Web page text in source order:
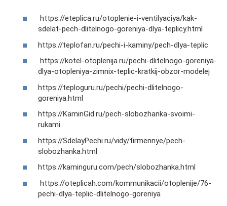
https://eteplica.ru/otoplenie-i-ventilyaciya/kak-
sdelat-pech-dlitelnogo-goreniya-dlya-teplicy.html
https://teplofan.ru/pechi-i-kaminy/pech-dlya-teplic
https://kotel-otoplenija.ru/pechi-dlitelnogo-goreniya-
dlya-otopleniya-zimnix-teplic-kratkij-obzor-modelej
https://teploguru.ru/pechi/pechi-dlitelnogo-
goreniya.html
https://KaminGid.ru/pech-slobozhanka-svoimi-
rukami
https://SdelayPechi.ru/vidy/firmennye/pech-
slobozhanka.html
https://kaminguru.com/pech/slobozhanka.html
https://oteplicah.com/kommunikacii/otoplenije/76-
pechi-dlya-teplic-dlitelnogo-goreniya